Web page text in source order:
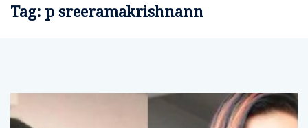
Tag:p sreeramakrishnann